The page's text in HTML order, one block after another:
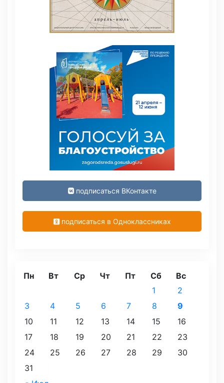
подписаться ВКонтакте
подписаться в Одноклассниках
Пн Вт Ср Чт Пт Сб Вс
1
2
3
4 5 6 7 8
9
10
11 12 13 14 15
16
17
18 19 20 21 22
23
24
25 26 27 28 29
30
31